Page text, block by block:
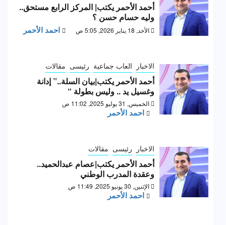
أحمد الأحمر يكتب| المركز الرابع مستحق..
وليه حسام حسن ؟
الأحد, 18 يناير 2026, 5:05 ص احمد الأحمر
الاخبار العاب جماعية رئيسى مقالات
أحمد الأحمر يكتب|بيان السلة..” إدانة
وغسيل يد .. وليس بطولة “
الخميس, 31 يوليو 2025, 11:02 ص
احمد الأحمر
الاخبار رئيسى مقالات
أحمد الأحمر يكتب|عصام عبدالحميد..
وعقدة المدرب الوطني
الإثنين, 30 يونيو 2025, 11:49 ص
احمد الأحمر